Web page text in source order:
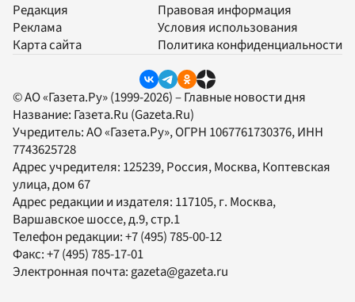
Редакция
Реклама
Карта сайта
Правовая информация
Условия использования
Политика конфиденциальности
© АО «Газета.Ру» (1999-2026) – Главные новости дня
Название: Газета.Ru (Gazeta.Ru)
Учредитель:АО «Газета.Ру», ОГРН 1067761730376, ИНН
7743625728
Адрес учредителя: 125239, Россия, Москва, Коптевская
улица, дом 67
Адрес редакции и издателя: 117105, г. Москва,
Варшавское шоссе, д.9, стр.1
Телефон редакции:+7 (495) 785-00-12
Факс:+7 (495) 785-17-01
Электронная почта:gazeta@gazeta.ru